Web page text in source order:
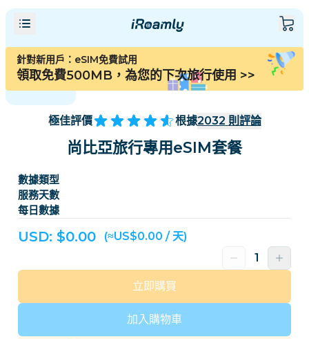
針對新用戶：eSIM免費試用
領取免費500MB，為您的下次旅行使用 >>
極佳評價 根據2032 則評論
尚比亞旅行專用eSIM套餐
數據類型
服務天數
每日數據
USD: $0.00 (≈US$0.00 / 天)
加入購物車
立即購買